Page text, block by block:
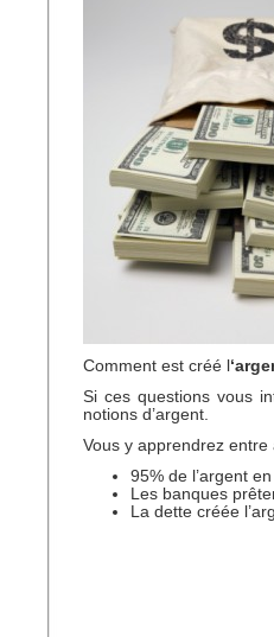
Comment est créé l
Si ces questions vous
notions d’argent.
Vous y apprendrez entre
95% de l’argent
Les banques
La dette créée